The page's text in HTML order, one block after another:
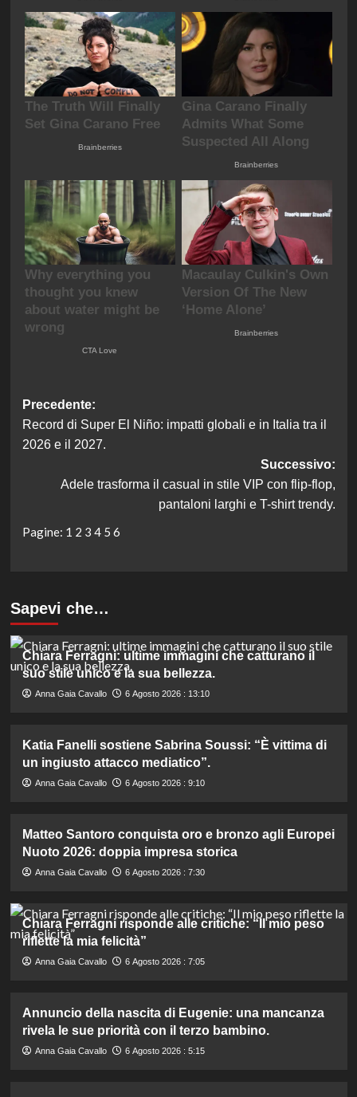
Navigazione
articolo
Precedente:
Record di Super El Niño: impatti globali e in Italia tra il
2026 e il 2027.
Successivo:
Adele trasforma il casual in stile VIP con flip-flop,
pantaloni larghi e T-shirt trendy.
Pagine: 1 2 3 4 5 6
Sapevi che…
Chiara Ferragni: ultime immagini che catturano il
suo stile unico e la sua bellezza.
Anna Gaia Cavallo 6 Agosto 2026 : 13:10
Katia Fanelli sostiene Sabrina Soussi: “È vittima di
un ingiusto attacco mediatico”.
Anna Gaia Cavallo 6 Agosto 2026 : 9:10
Matteo Santoro conquista oro e bronzo agli Europei
Nuoto 2026: doppia impresa storica
Anna Gaia Cavallo 6 Agosto 2026 : 7:30
Chiara Ferragni risponde alle critiche: “Il mio peso
riflette la mia felicità”
Anna Gaia Cavallo 6 Agosto 2026 : 7:05
Annuncio della nascita di Eugenie: una mancanza
rivela le sue priorità con il terzo bambino.
Anna Gaia Cavallo 6 Agosto 2026 : 5:15